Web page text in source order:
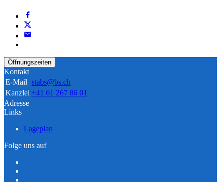
Öffnungszeiten
Kontakt
E-Mail stabs@bs.ch
Kanzlei +41 61 267 86 01
Adresse
Links
Lageplan
Folge uns auf